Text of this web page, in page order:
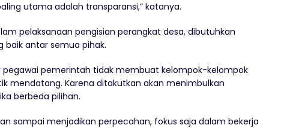
utama adalah transparansi,” katanya.
pelaksanaan pengisian perangkat desa, dibutuhkan
baik antar semua pihak.
pemerintah tidak membuat kelompok-kelompok
mendatang. Karena ditakutkan akan menimbulkan
berbeda pilihan.
sampai menjadikan perpecahan, fokus saja dalam bekerja